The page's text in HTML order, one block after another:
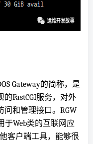
Gateway的简称，是
的FastCGI服务，对外
问和管理接口。RGW
于Web类的互联网应
客户端工具，能够很